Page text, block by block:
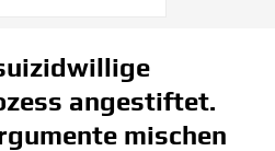
angestiftet.
mischen